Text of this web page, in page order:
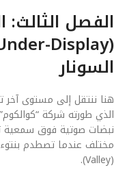
الفصل الثالث:
السونار
هنا ننتقل إلى مستوى آخر
الذي طورته شركة
نبضات صوتية فوق سمعية
(Valley).